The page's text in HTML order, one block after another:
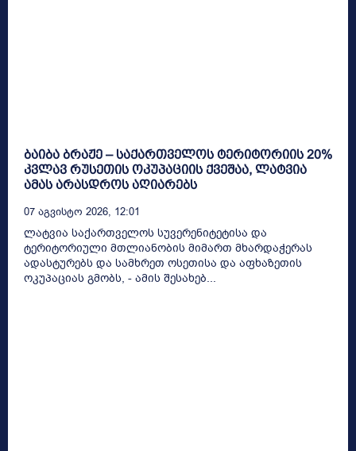
ბაიბა ბრაჟე – საქართველოს ტერიტორიის 20%
კვლავ რუსეთის ოკუპაციის ქვეშაა, ლატვია
ამას არასდროს აღიარებს
07 Აგვისტო 2026, 12:01
ლატვია საქართველოს სუვერენიტეტისა და
ტერიტორიული მთლიანობის მიმართ მხარდაჭერას
ადასტურებს და სამხრეთ ოსეთისა და აფხაზეთის
ოკუპაციას გმობს, - ამის შესახებ...